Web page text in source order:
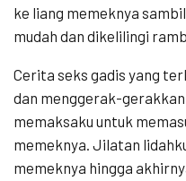
ke liang memeknya
mudah dan dikelilingi
Cerita seks gadis yang
dan menggerak-
memaksaku untuk
memeknya. Jilatan
memeknya hingga